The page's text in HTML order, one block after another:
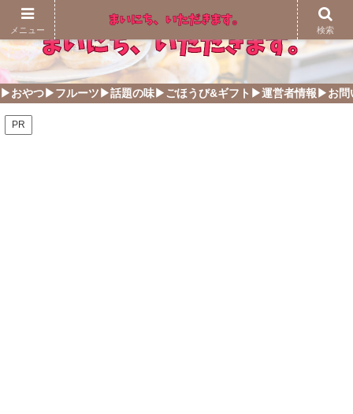
▶おやつ▶フルーツ ▶話題の味▶ごほうび&ギフト ▶運営者情報 ▶お問
PR
メニュー 検索